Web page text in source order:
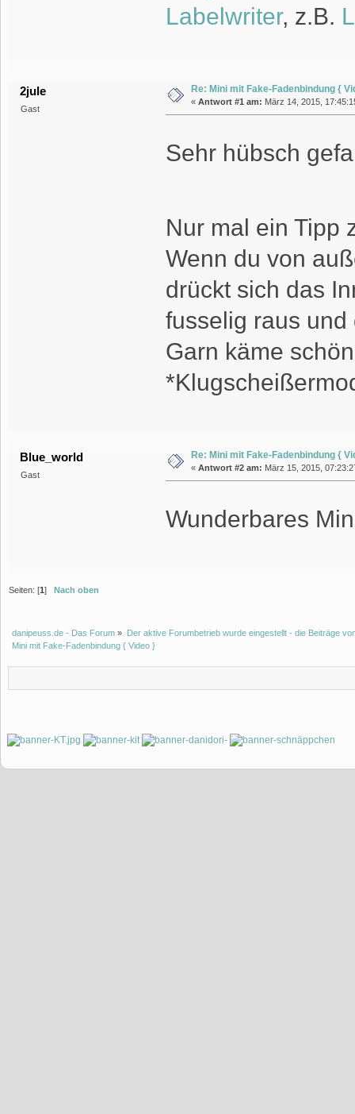
Labelwriter, z.B.
2jule
Gast
Re: Mini mit Fake-Fadenbindung {
« Antwort #1 am: März 14, 2015,
Sehr hübsch
Nur mal ein
Wenn du von
drückt sich das
fusselig raus
Garn käme
Blue_world
Gast
Re: Mini mit Fake-Fadenbindung {
« Antwort #2 am: März 15, 2015,
Wunderbares
Seiten: [1] Nach oben
danipeuss.de - Das Forum » Der aktive Forumbetrieb wurde eingestellt - die Beiträge
Mini mit Fake-Fadenbindung { Video }